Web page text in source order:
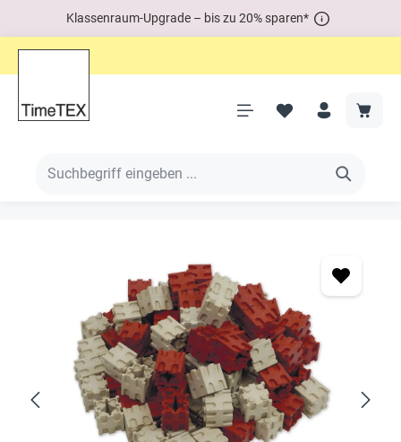
Klassenraum-Upgrade – bis zu 20% sparen*